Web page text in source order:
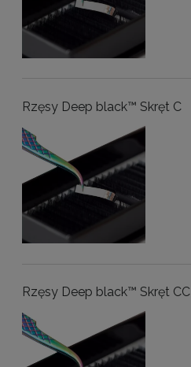
Rzęsy Deep black™ Skręt C
Rzęsy Deep black™ Skręt CC